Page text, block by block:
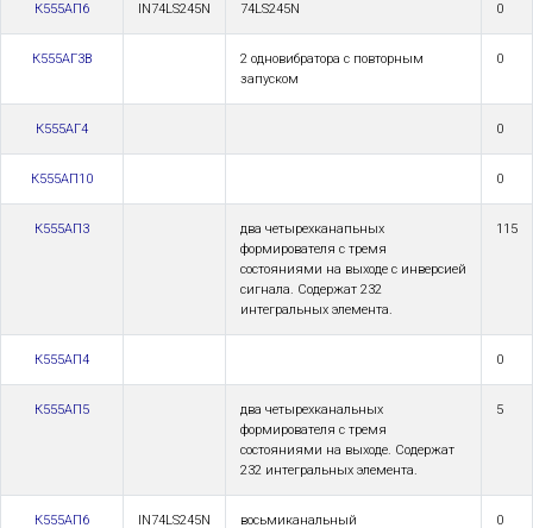
К555АП6 IN74LS245N 74LS245N 0
К555АГ3В
2 одновибратора с повторным
запуском
0
К555АГ4 0
К555АП10 0
К555АП3
два четырехканапьных
формирователя с тремя
состояниями на выходе с инверсией
сигнала. Содержат 232
интегральных элемента.
115
К555АП4 0
К555АП5
два четырехканальных
формирователя с тремя
состояниями на выходе. Содержат
232 интегральных элемента.
5
К555АП6 IN74LS245N
восьмиканальный
0